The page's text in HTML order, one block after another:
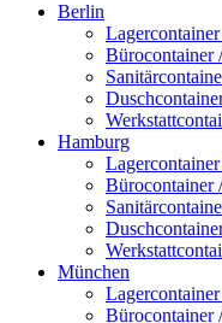
Berlin
Bürocontainer
Hamburg
Bürocontainer
München
Bürocontainer